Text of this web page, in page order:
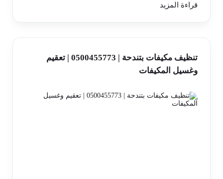
قراءة المزيد
تنظيف مكيفات بتندحة | 0500455773 | تعقيم
وغسيل المكيفات